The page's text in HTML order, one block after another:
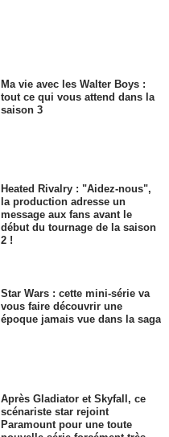
Ma vie avec les Walter Boys :
tout ce qui vous attend dans la
saison 3
Heated Rivalry : "Aidez-nous",
la production adresse un
message aux fans avant le
début du tournage de la saison
2 !
Star Wars : cette mini-série va
vous faire découvrir une
époque jamais vue dans la saga
Après Gladiator et Skyfall, ce
scénariste star rejoint
Paramount pour une toute